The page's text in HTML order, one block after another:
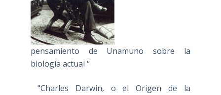
pensamiento de Unamuno sobre la
biología actual “
"Charles Darwin, o el Origen de la